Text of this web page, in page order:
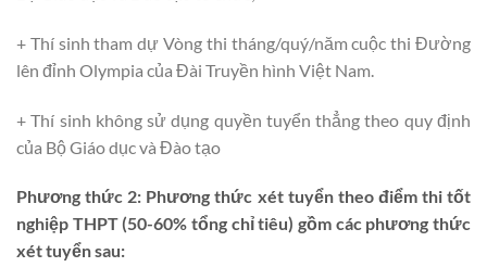
+ Thí sinh tham dự Vòng thi tháng/quý/năm cuộc thi Đường
lên đỉnh Olympia của Đài Truyền hình Việt Nam.
+ Thí sinh không sử dụng quyền tuyển thẳng theo quy định
của Bộ Giáo dục và Đào tạo
Phương thức 2: Phương thức xét tuyển theo điểm thitốt
nghiệp THPT(50-60% tổng chỉ tiêu) gồm các phương thức
xét tuyển sau: